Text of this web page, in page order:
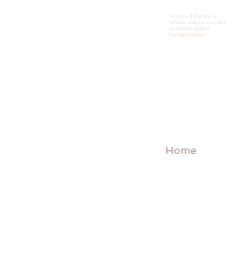
Scuola di danza a
milano, danza classica
a milano, danza
bambini milano
Home